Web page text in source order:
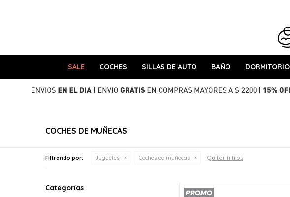
SALE COCHES SILLAS DE AUTO BAÑO DORMITORIO
COCHES DE MUÑECAS
Filtrando por: Juguetes Coches de muñecas Quitar filtros
Categorías